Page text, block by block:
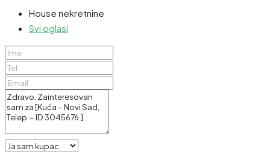
House nekretnine
Svi oglasi